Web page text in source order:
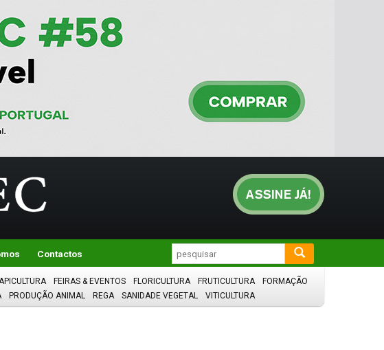
Contactos
FEIRAS & EVENTOS FLORICULTURA FRUTICULTURA
FORMAÇÃO
PRODUÇÃO ANIMAL REGA SANIDADE VEGETAL VITICULTURA